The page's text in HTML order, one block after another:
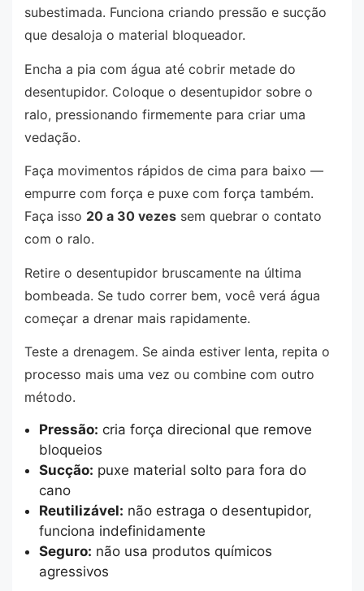
subestimada. Funciona criando pressão e sucção
que desaloja o material bloqueador.
Encha a pia com água até cobrir metade do
desentupidor. Coloque o desentupidor sobre o
ralo, pressionando firmemente para criar uma
vedação.
Faça movimentos rápidos de cima para baixo —
empurre com força e puxe com força também.
Faça isso 20 a 30 vezes sem quebrar o contato
com o ralo.
Retire o desentupidor bruscamente na última
bombeada. Se tudo correr bem, você verá água
começar a drenar mais rapidamente.
Teste a drenagem. Se ainda estiver lenta, repita o
processo mais uma vez ou combine com outro
método.
Pressão: cria força direcional que remove
bloqueios
Sucção: puxe material solto para fora do
cano
Reutilizável: não estraga o desentupidor,
funciona indefinidamente
Seguro: não usa produtos químicos
agressivos